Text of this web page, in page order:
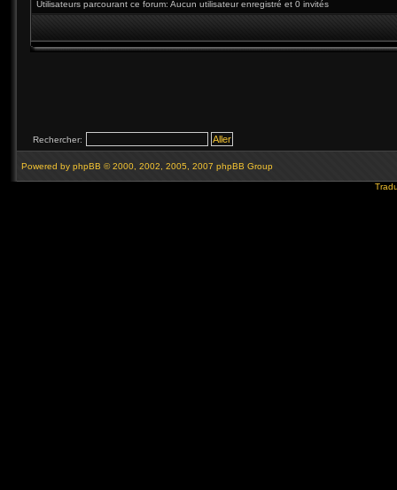
Utilisateurs parcourant ce forum: Aucun utilisateur enregistré et 0 invités
Rechercher:
Powered by phpBB © 2000, 2002, 2005, 2007 phpBB Group